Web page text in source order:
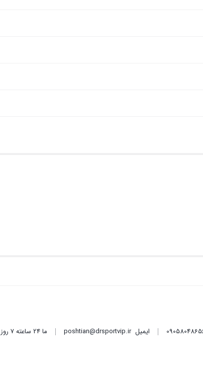
ایمیلposhtian@drsportvip.ir ما 24 ساعته 7 روز هفته پاسخگوی شما هستیم.